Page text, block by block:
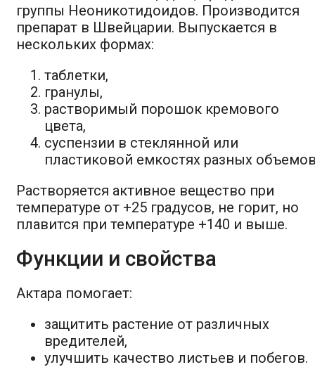
группы Неоникотидоидов. Производится
препарат в Швейцарии. Выпускается в
нескольких формах:
таблетки,
гранулы,
растворимый порошок кремового
цвета,
суспензии в стеклянной или
пластиковой емкостях разных
Растворяется активное вещество при
температуре от +25 градусов, не горит, но
плавится при температуре +140 и выше.
Функции и свойства
Актара помогает:
защитить растение от различных
вредителей,
улучшить качество листьев и побегов.